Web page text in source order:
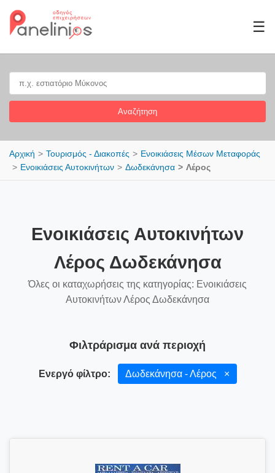
☰
Αναζήτηση
Αρχική Τουρισμός - Διακοπές
Ενοικιάσεις Μέσων Μεταφοράς
Ενοικιάσεις Αυτοκινήτων
Δωδεκάνησα Λέρος
Ενοικιάσεις Αυτοκινήτων
Λέρος Δωδεκάνησα
Όλες οι καταχωρήσεις της κατηγορίας: Ενοικιάσεις
Αυτοκινήτων Λέρος Δωδεκάνησα
Φιλτράρισμα ανά περιοχή
Ενεργό φίλτρο: Δωδεκάνησα - Λέρος ×